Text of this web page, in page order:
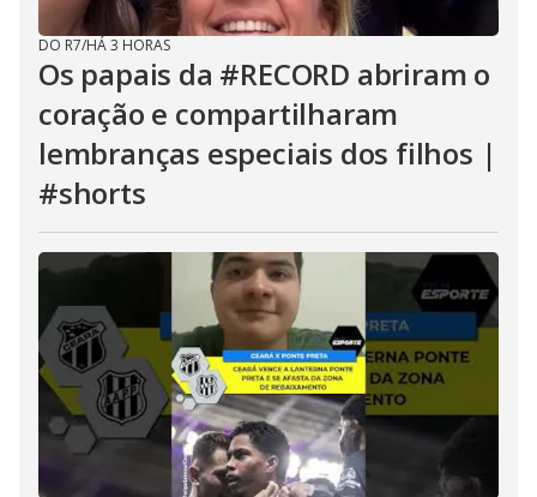
DO R7/HÁ 3 HORAS
Os papais da #RECORD abriram o
coração e compartilharam
lembranças especiais dos filhos |
#shorts